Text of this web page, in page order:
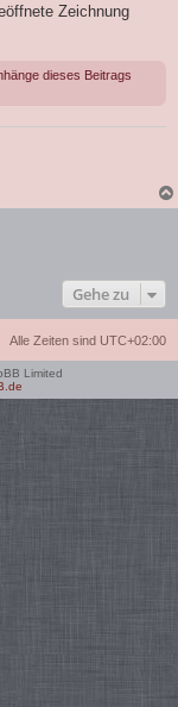
Zeichnung
dieses Beitrags
Gehe zu
Alle Zeiten sind UTC+02:00
Limited